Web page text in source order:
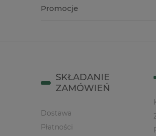
Promocje
SKŁADANIE
ZAMÓWIEŃ
Dostawa
Płatności